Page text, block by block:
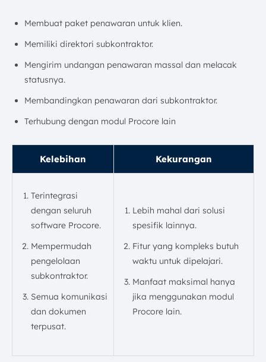
Membuat paket penawaran untuk klien.
Memiliki direktori subkontraktor.
Mengirim undangan penawaran massal dan melacak
statusnya.
Membandingkan penawaran dari subkontraktor.
Terhubung dengan modul Procore lain
Kelebihan Kekurangan
Terintegrasi
dengan seluruh
software Procore.
Mempermudah
pengelolaan
subkontraktor.
Semua komunikasi
dan dokumen
terpusat.
Lebih mahal dari solusi
spesifik lainnya.
Fitur yang kompleks butuh
waktu untuk dipelajari.
Manfaat maksimal hanya
jika menggunakan modul
Procore lain.